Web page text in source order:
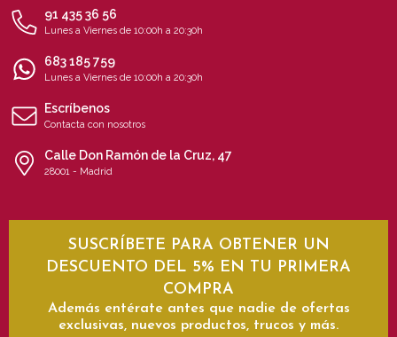
91 435 36 56
Lunes a Viernes de 10:00h a 20:30h
683 185 759
Lunes a Viernes de 10:00h a 20:30h
Escríbenos
Contacta con nosotros
Calle Don Ramón de la Cruz, 47
28001 - Madrid
SUSCRÍBETE PARA OBTENER UN
DESCUENTO DEL 5% EN TU PRIMERA
COMPRA
Además entérate antes que nadie de ofertas
exclusivas, nuevos productos, trucos y más.